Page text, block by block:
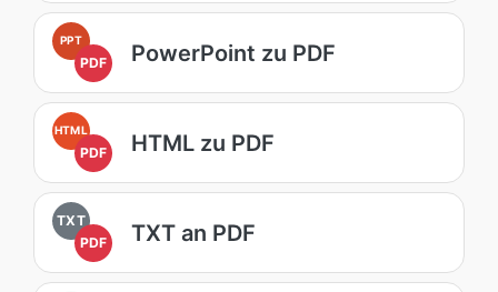
PPT
PDF PowerPoint zu PDF
HTML
PDF HTML zu PDF
TXT
PDF
TXT an PDF